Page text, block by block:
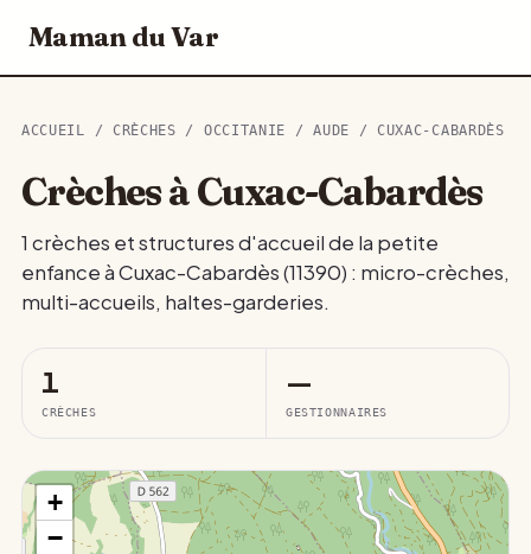
Maman du Var
ACCUEIL / CRÈCHES / OCCITANIE /AUDE / CUXAC-CABARDÈS
Crèches à Cuxac-Cabardès
1 crèches et structures d'accueil de la petite
enfance à Cuxac-Cabardès (11390) : micro-crèches,
multi-accueils, haltes-garderies.
1
CRÈCHES
—
GESTIONNAIRES
+
−